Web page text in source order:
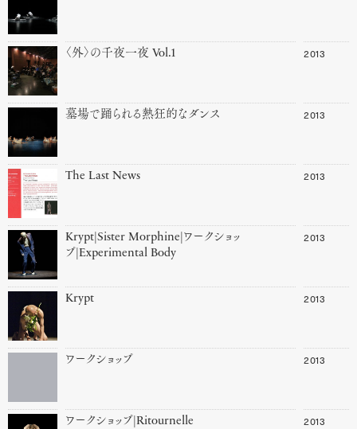
〈外〉の千夜一夜 Vol.1 2013
墓場で踊られる熱狂的なダンス 2013
The Last News 2013
Krypt|Sister Morphine|ワークショッ
プ|Experimental Body
2013
Krypt 2013
ワークショップ 2013
ワークショップ|Ritournelle 2013